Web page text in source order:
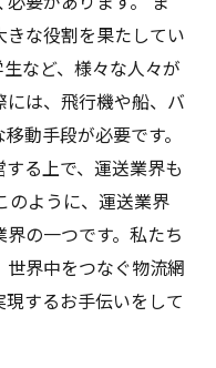
な役割を果たしてい
など、様々な人々が
は、飛行機や船、バ
動手段が必要です。
る上で、運送業界も
のように、運送業界
の一つです。私たち
界中をつなぐ物流網
するお手伝いをして